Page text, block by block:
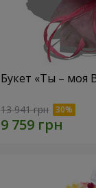
Букет «Ты – моя
13 941 грн